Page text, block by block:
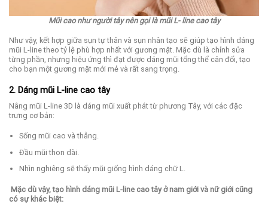
Mũi cao như người tây nên gọi là mũi L- line cao tây
Như vậy, kết hợp giữa sụn tự thân và sụn nhân tạo sẽ giúp tạo hình dáng
mũi L-line theo tỷ lệ phù hợp nhất với gương mặt. Mặc dù là chỉnh sửa
từng phần, nhưng hiệu ứng thì đạt được dáng mũi tổng thể cân đối, tạo
cho bạn một gương mặt mới mẻ và rất sang trọng.
2. Dáng mũi L-line cao tây
Nâng mũi L-line 3D là dáng mũi xuất phát từ phương Tây, với các đặc
trưng cơ bản:
Sống mũi cao và thẳng.
Đầu mũi thon dài.
Nhìn nghiêng sẽ thấy mũi giống hình dáng chữ L.
Mặc dù vậy, tạo hình dáng mũi L-line cao tây ở nam giới và nữ giới cũng
có sự khác biệt: